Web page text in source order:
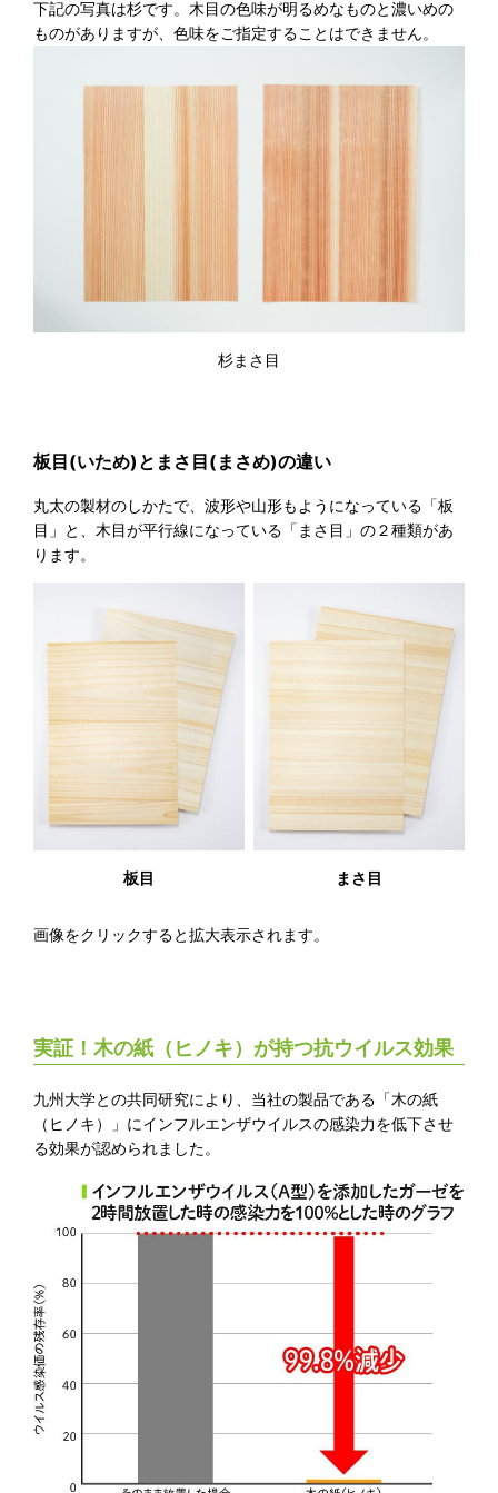
下記の写真は杉です。木目の色味が明るめなものと濃いめの
ものがありますが、色味をご指定することはできません。
杉まさ目
板目(いため)とまさ目(まさめ)の違い
丸太の製材のしかたで、波形や山形もようになっている「板
目」と、木目が平行線になっている「まさ目」の２種類があ
ります。
板目 まさ目
画像をクリックすると拡大表示されます。
実証！木の紙（ヒノキ）が持つ抗ウイルス効果
九州大学との共同研究により、当社の製品である「木の紙
（ヒノキ）」にインフルエンザウイルスの感染力を低下させ
る効果が認められました。